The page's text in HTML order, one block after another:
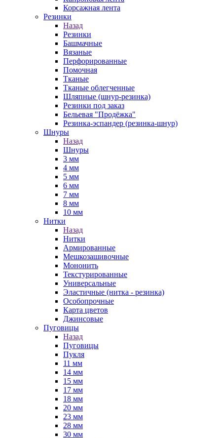
Корсажная лента
Резинки
Назад
Резинки
Башмачные
Вязаные
Перфорированные
Помочная
Тканые
Тканые облегченные
Шляпные (шнур-резинка)
Резинки под заказ
Бельевая "Продёжка"
Резинка-эспандер (резинка-шнур)
Шнуры
Назад
Шнуры
3 мм
4 мм
5 мм
6 мм
7 мм
8 мм
10 мм
Нитки
Назад
Нитки
Армированные
Мешкозашивочные
Мононить
Текстурированные
Универсальные
Эластичные (нитка - резинка)
Особопрочные
Карта цветов
Джинсовые
Пуговицы
Назад
Пуговицы
Пукля
11 мм
14 мм
15 мм
17 мм
18 мм
20 мм
23 мм
28 мм
30 мм